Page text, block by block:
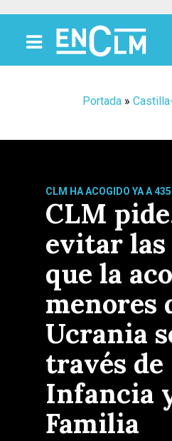
Portada »
CLM HA ACOGIDO YA A
CLM
evitar las
que la
menores
Ucrania
través de
Infancia
Familia